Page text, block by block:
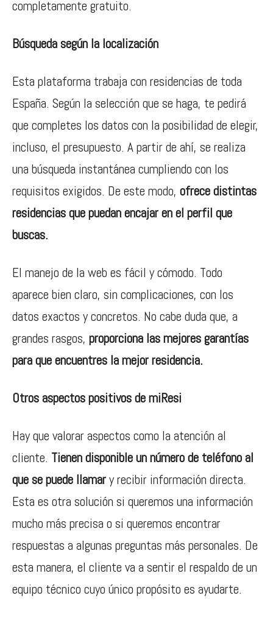
completamente gratuito.
Búsqueda según la localización
Esta plataforma trabaja con residencias de toda
España. Según la selección que se haga, te pedirá
que completes los datos con la posibilidad de elegir,
incluso, el presupuesto. A partir de ahí, se realiza
una búsqueda instantánea cumpliendo con los
requisitos exigidos. De este modo, ofrece distintas
residencias que puedan encajar en el perfil que
buscas.
El manejo de la web es fácil y cómodo. Todo
aparece bien claro, sin complicaciones, con los
datos exactos y concretos. No cabe duda que, a
grandes rasgos, proporciona las mejores garantías
para que encuentres la mejor residencia.
Otros aspectos positivos de miResi
Hay que valorar aspectos como la atención al
cliente. Tienen disponible un número de teléfono al
que se puede llamary recibir información directa.
Esta es otra solución si queremos una información
mucho más precisa o si queremos encontrar
respuestas a algunas preguntas más personales. De
esta manera, el cliente va a sentir el respaldo de un
equipo técnico cuyo único propósito es ayudarte.